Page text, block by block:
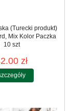
(Turecki produkt)
Mix Kolor Paczka
10 szt
zł